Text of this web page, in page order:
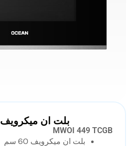
بلت ان ميكرويف 60 سم
MWOI 449 TCGB
بلت ان ميكرويف 60 سم